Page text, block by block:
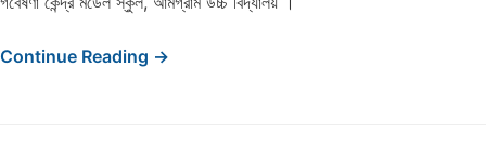
Continue Reading →